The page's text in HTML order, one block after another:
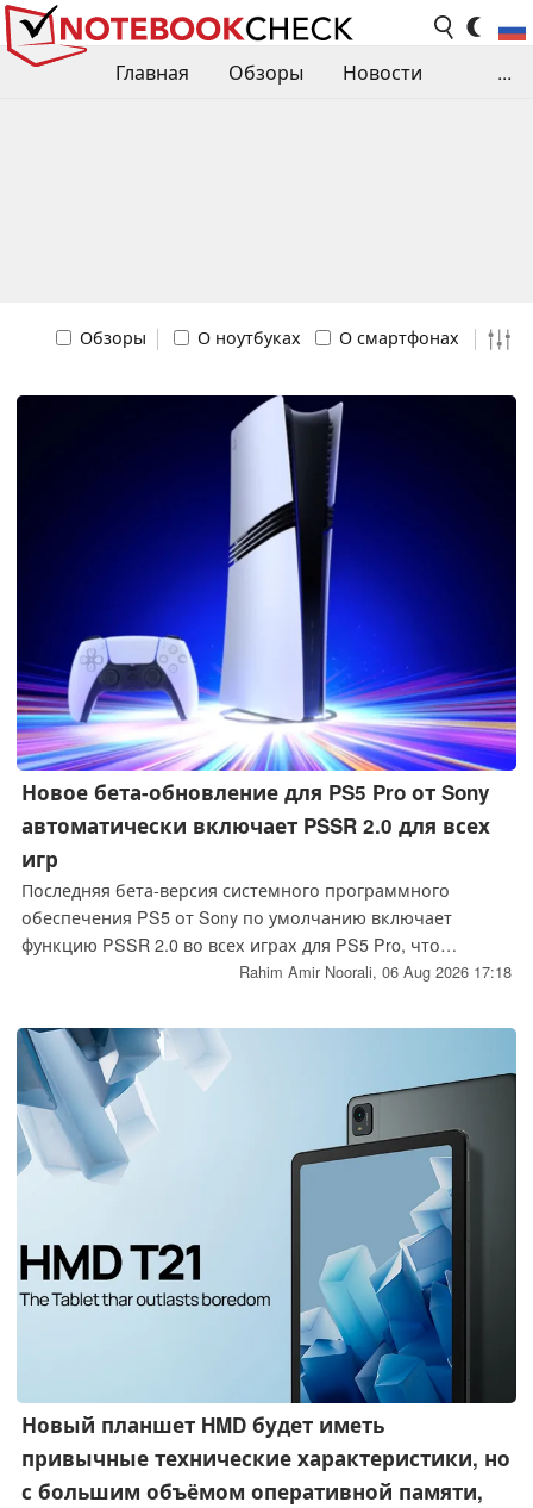
Главная Обзоры
Новости
...
Обзоры О ноутбуках О смартфонах
Новое бета-обновление для PS5 Pro от Sony
автоматически включает PSSR 2.0 для всех
игр
Последняя бета-версия системного программного
обеспечения PS5 от Sony по умолчанию включает
функцию PSSR 2.0 во всех играх для PS5 Pro, что
обещает более четкое изображение и меньшее
необходимости ручной настройки.
Rahim Amir Noorali, 06 Aug 2026 17:18
Новый планшет HMD будет иметь
привычные технические характеристики, но
с большим объёмом оперативной памяти,